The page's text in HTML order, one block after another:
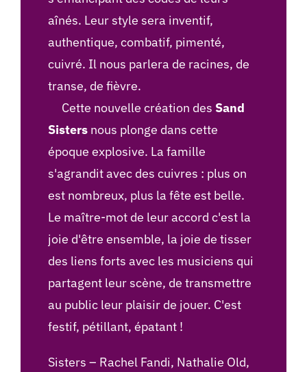
aînés. Leur style sera inventif,
authentique, combatif, pimenté,
cuivré. Il nous parlera de racines, de
transe, de fièvre.
Cette nouvelle création des Sand
Sisters nous plonge dans cette
époque explosive. La famille
s'agrandit avec des cuivres : plus on
est nombreux, plus la fête est belle.
Le maître-mot de leur accord c'est la
joie d'être ensemble, la joie de tisser
des liens forts avec les musiciens qui
partagent leur scène, de transmettre
au public leur plaisir de jouer. C'est
festif, pétillant, épatant !
Sisters – Rachel Fandi, Nathalie Old,